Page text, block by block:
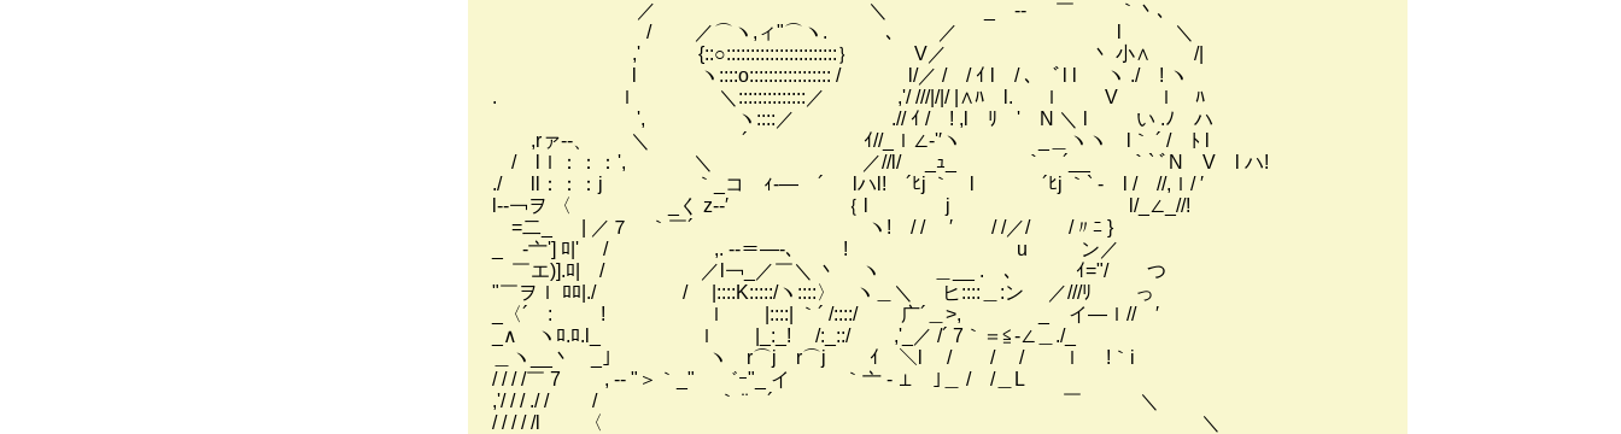
／ ＼ _ -‐ ￣ ｀丶､
/ ／⌒ヽ,ィ"⌒ヽ. ､ ／ l ＼
,' {::○:::::::::::::::::::::::｝ V／ 丶 小∧ /|
l ヽ::::o::::::::::::::::: / l/／ / / ｲ l / ､ ﾞl l ヽ ./ ! ヽ
. ｌ ＼::::::::::::::／ ,'/ ///|/|/ |∧ﾊ l. ｌ V ｌ ﾊ
', ヽ::::／ .// ｲ / ! ,l ﾘ ' N ＼ l い .ﾉ ハ
,rァ‐-、 ＼ ´ ｲ//_ｌ∠‐'′ヽ _＿ヽヽ l｀ ´ / ﾄ l
/ lｌ：：：', ＼ ／//l/ _ｭ_ ｀￣´__ ｀` ﾞN V l ハ!
./ ll：：：j ｀_コ ｨ-― ´ lハl! ´ﾋj ｀ l ´ﾋj ｀` ‐ l / //,ｌ/ ′
l-‐￢ヲ 〈 _く z-‐′ ｛ l j l/_∠_//!
=二_ | ／７ ｀￣´ ヽ! / / ′ / /／/ /〃ﾆ }
_ -亠'] ﾛ|' / ,. -‐＝―-､ ! u ン／
￣エ)].ﾛ| / ／l￢_／￣＼ 丶 ヽ ＿__ . ､ ｲ="/ つ
"￣ヲｌ ﾛﾛ|./ / |::::K:::::/ヽ::::〉 ヽ＿＼ ヒ::::＿:ン ／///ﾘ っ
_〈´ : ! ｌ |::::| ｀´ /::::/ 广´＿>, _ イ―ｌ// ′
_∧ ヽﾛ.ﾛ.l_ ｌ |_:_! /:_::/ ,'_／ /´ 7｀＝≦-∠＿./_
＿ヽ__丶 _｣ ヽ r⌒j r⌒j ｲ ＼l / / / ｌ !｀i
/ / / /￣ 7 , -‐ "＞｀_" ゛ｰ"_ イ ｀亠 - ⊥ ｣＿ / /＿L
,'/ / / ./ / / ｀ ¨ ´ ￣ ＼
/ / / / /l 〈 ＼